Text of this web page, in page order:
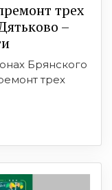
трех
–
Брянского
трех